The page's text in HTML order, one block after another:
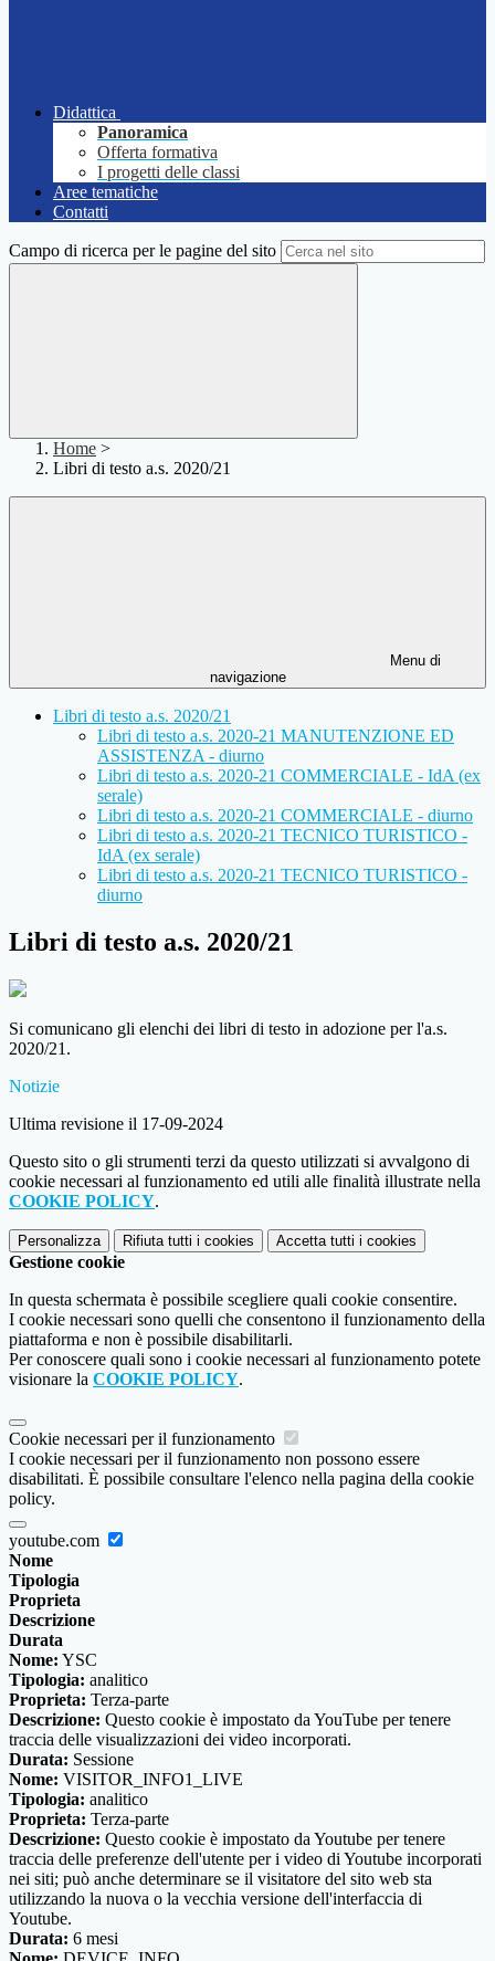
Didattica
Panoramica
Offerta formativa
I progetti delle classi
Aree tematiche
Contatti
Campo di ricerca per le pagine del sito
Home >
Libri di testo a.s. 2020/21
Menu di
navigazione
Libri di testo a.s. 2020/21
Libri di testo a.s. 2020-21 MANUTENZIONE ED
ASSISTENZA - diurno
Libri di testo a.s. 2020-21 COMMERCIALE - IdA (ex
serale)
Libri di testo a.s. 2020-21 COMMERCIALE - diurno
Libri di testo a.s. 2020-21 TECNICO TURISTICO -
IdA (ex serale)
Libri di testo a.s. 2020-21 TECNICO TURISTICO -
diurno
Libri di testo a.s. 2020/21
Si comunicano gli elenchi dei libri di testo in adozione per l'a.s.
2020/21.
Notizie
Ultima revisione il 17-09-2024
Questo sito o gli strumenti terzi da questo utilizzati si avvalgono di
cookie necessari al funzionamento ed utili alle finalità illustrate nella
COOKIE POLICY.
Personalizza Rifiuta tutti i cookies Accetta tutti i cookies
Gestione cookie
In questa schermata è possibile scegliere quali cookie consentire.
I cookie necessari sono quelli che consentono il funzionamento della
piattaforma e non è possibile disabilitarli.
Per conoscere quali sono i cookie necessari al funzionamento potete
visionare la COOKIE POLICY.
Cookie necessari per il funzionamento
I cookie necessari per il funzionamento non possono essere
disabilitati. È possibile consultare l'elenco nella pagina della cookie
policy.
youtube.com
Nome
Tipologia
Proprieta
Descrizione
Durata
Nome: YSC
Tipologia: analitico
Proprieta: Terza-parte
Descrizione: Questo cookie è impostato da YouTube per tenere
traccia delle visualizzazioni dei video incorporati.
Durata: Sessione
Nome: VISITOR_INFO1_LIVE
Tipologia: analitico
Proprieta: Terza-parte
Descrizione: Questo cookie è impostato da Youtube per tenere
traccia delle preferenze dell'utente per i video di Youtube incorporati
nei siti; può anche determinare se il visitatore del sito web sta
utilizzando la nuova o la vecchia versione dell'interfaccia di
Youtube.
Durata: 6 mesi